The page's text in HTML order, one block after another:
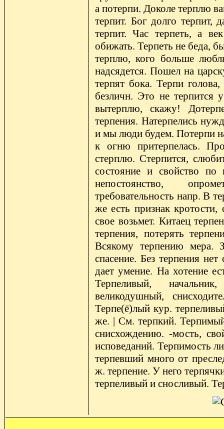
а потерпи. Доколе терплю
терпит. Бог долго терпит,
терпит. Час терпеть, а
обижать. Терпеть не беда,
терплю, кого больше
надсядется. Пошел на
терпят бока. Терпи
безличн. Это не терпится
вытерплю, скажу!
терпения. Натерпелись
и мы люди будем. Потерпи
к огню притерпелась.
стерплю. Стерпится,
состояние и свойство по
непостоянство,
требовательность напр. В
же есть признак кротости,
свое возьмет. Китаец
терпения, потерять
Всякому терпению мера.
спасение. Без терпения
дает умение. На хотение
Терпеливый,
великодушный,
Терпе(ё)лый кур.
же. | См. терпкий.
снисхождению. -мость,
исповеданий. Терпимость
терпевший много от
ж. терпение. У него
терпеливый и сносливый.